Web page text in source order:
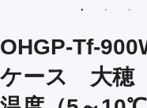
OHGP-Tf-
ケース 大穂